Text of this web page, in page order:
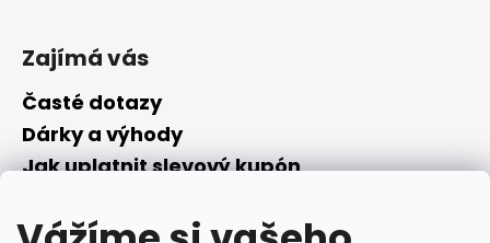
Zajímá vás
Časté dotazy
Dárky a výhody
Jak uplatnit slevový kupón
Převodník parfémů